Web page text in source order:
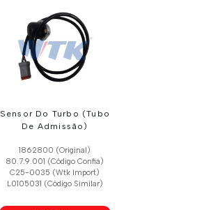
Sensor Do Turbo (Tubo
De Admissão)
1862800 (Original)
80.7.9.001 (Código Confia)
C25-0035 (Wtk Import)
L0105031 (Código Similar)